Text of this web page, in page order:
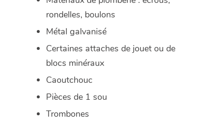
rondelles, boulons
Métal galvanisé
Certaines attaches de jouet ou de
blocs minéraux
Caoutchouc
Pièces de 1 sou
Trombones